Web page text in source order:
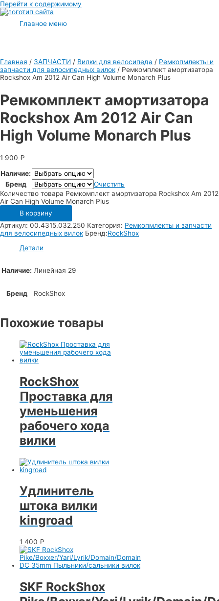
Перейти к содержимому
Главное меню
Главная / ЗАПЧАСТИ / Вилки для велосипеда / Ремкопмлекты и
запчасти для велосипедных вилок / Ремкомплект амортизатора
Rockshox Am 2012 Air Can High Volume Monarch Plus
Ремкомплект амортизатора
Rockshox Am 2012 Air Can
High Volume Monarch Plus
1 900 ₽
Наличие:
Бренд
Очистить
Количество товара Ремкомплект амортизатора Rockshox Am 2012
Air Can High Volume Monarch Plus
В корзину
Артикул: 00.4315.032.250 Категория: Ремкопмлекты и запчасти
для велосипедных вилок Бренд:RockShox
Детали
Наличие: Линейная 29
Бренд RockShox
Похожие товары
RockShox
Проставка для
уменьшения
рабочего хода
вилки
Удлинитель
штока вилки
kingroad
1 400 ₽
SKF RockShox